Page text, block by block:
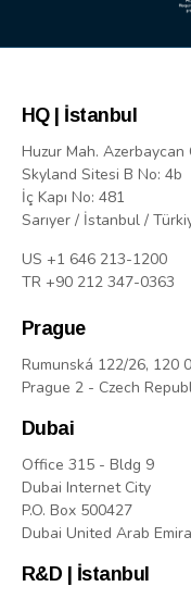
HQ | İstanbul
Huzur Mah. Azerbaycan
Skyland Sitesi B No: 4b
İç Kapı No: 481
Sarıyer / İstanbul /
US +1 646 213-1200
TR +90 212 347-0363
Prague
Rumunská 122/26, 120
Prague 2 - Czech
Dubai
Office 315 - Bldg 9
Dubai Internet City
P.O. Box 500427
Dubai United Arab
R&D | İstanbul